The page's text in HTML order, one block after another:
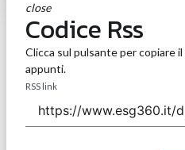
close
Codice Rss
Clicca sul pulsante per copiare il
appunti.
RSS link